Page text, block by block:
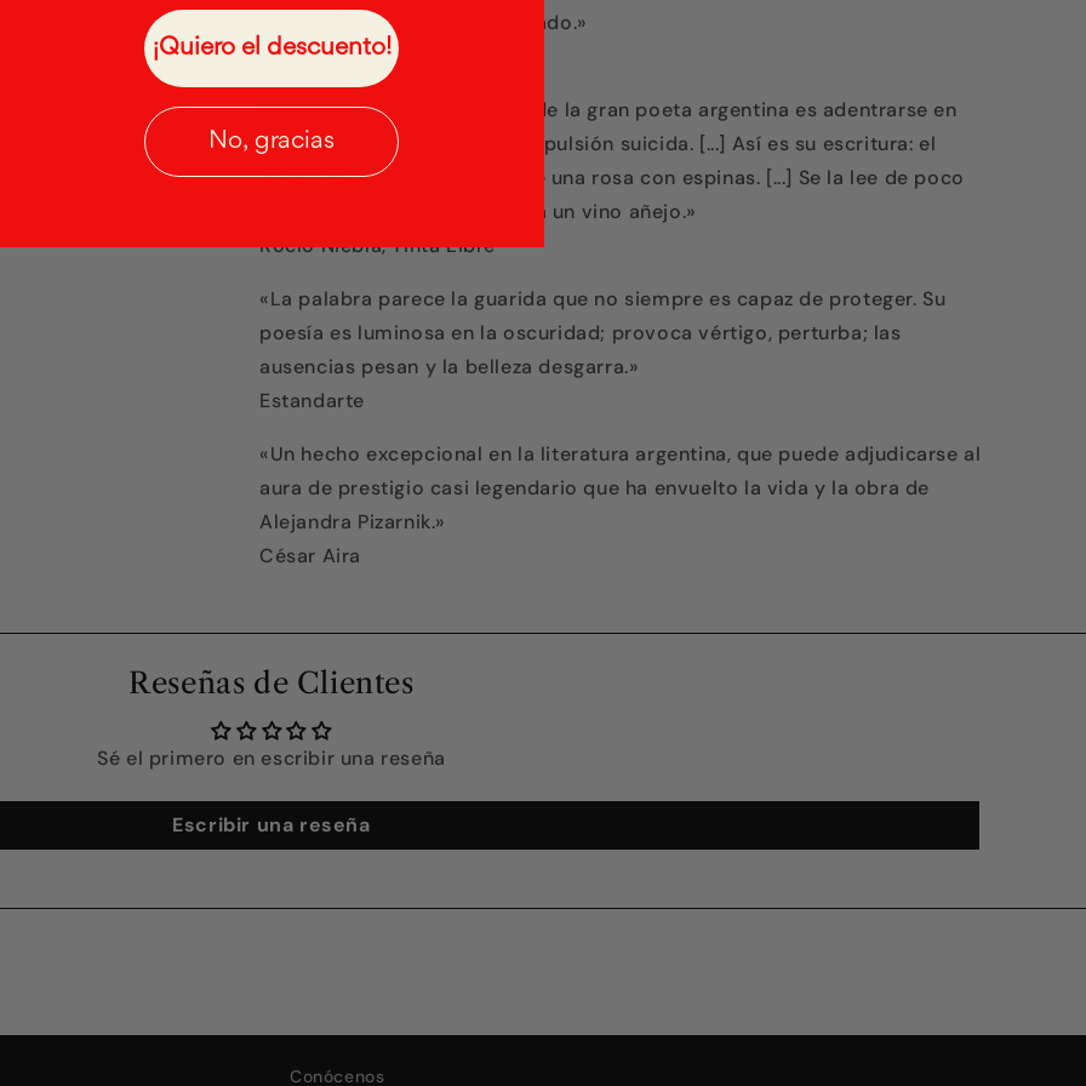
has ido / que todo ha terminado.»
Manuel Rodríguez, Babelia
«Sumergirse en la intimidad de la gran poeta argentina es adentrarse en
las arenas movedizas de una pulsión suicida. [...] Así es su escritura: el
constante descubrimiento de una rosa con espinas. [...] Se la lee de poco
en poco, como quien paladea un vino añejo.»
Rocío Niebla, Tinta Libre
«La palabra parece la guarida que no siempre es capaz de proteger. Su
poesía es luminosa en la oscuridad; provoca vértigo, perturba; las
ausencias pesan y la belleza desgarra.»
Estandarte
«Un hecho excepcional en la literatura argentina, que puede adjudicarse al
aura de prestigio casi legendario que ha envuelto la vida y la obra de
Alejandra Pizarnik.»
César Aira
Reseñas de Clientes
Sé el primero en escribir una reseña
Escribir una reseña
Conócenos
¡Quiero el descuento!
No, gracias